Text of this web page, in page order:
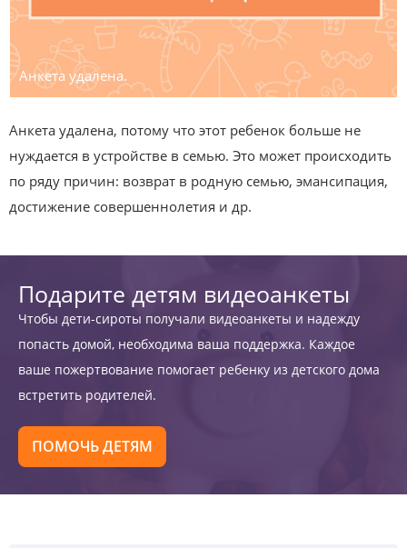
Анкета удалена.
Анкета удалена, потому что этот ребенок больше не
нуждается в устройстве в семью. Это может происходить
по ряду причин: возврат в родную семью, эмансипация,
достижение совершеннолетия и др.
Подарите детям видеоанкеты
Чтобы дети-сироты получали видеоанкеты и надежду
попасть домой, необходима ваша поддержка. Каждое
ваше пожертвование помогает ребенку из детского дома
встретить родителей.
ПОМОЧЬ ДЕТЯМ